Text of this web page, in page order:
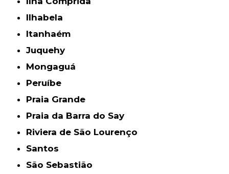
Ilhabela
Itanhaém
Juquehy
Mongaguá
Peruíbe
Praia Grande
Praia da Barra do Say
Riviera de São Lourenço
Santos
São Sebastião